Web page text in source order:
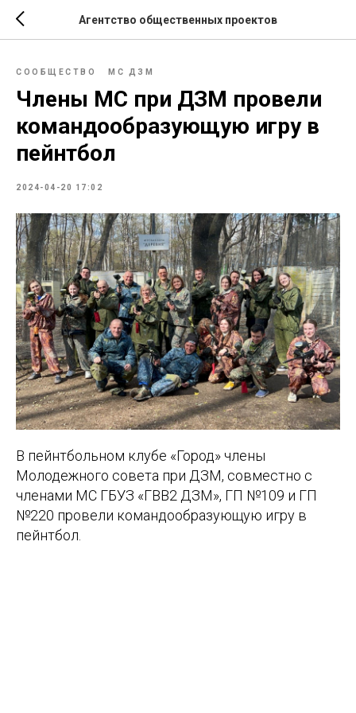
Агентство общественных проектов
СООБЩЕСТВО МС ДЗМ
Члены МС при ДЗМ провели
командообразующую игру в
пейнтбол
2024-04-20 17:02
В пейнтбольном клубе «Город» члены
Молодежного совета при ДЗМ, совместно с
членами МС ГБУЗ «ГВВ2 ДЗМ», ГП №109 и ГП
№220 провели командообразующую игру в
пейнтбол.